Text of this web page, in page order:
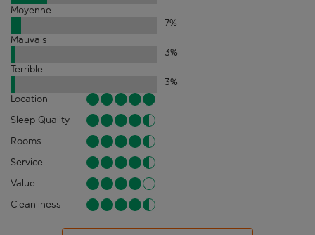
Moyenne
7%
Mauvais
3%
Terrible
3%
Location
Sleep Quality
Rooms
Service
Value
Cleanliness